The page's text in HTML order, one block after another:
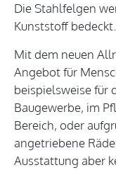
Die Stahlfelgen
Kunststoff bedeckt.
Mit dem neuen
Angebot für
beispielsweise für
Baugewerbe, im
Bereich, oder
angetriebene
Ausstattung aber